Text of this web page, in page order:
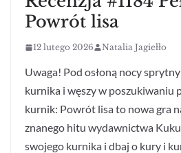
Powrót lisa
12 lutego 2026 Natalia Jagiełło
Uwaga! Pod osłoną nocy
kurnika i węszy w poszukiwaniu
kurnik: Powrót lisa to nowa gra
znanego hitu wydawnictwa
swojego kurnika i dbaj o kury i